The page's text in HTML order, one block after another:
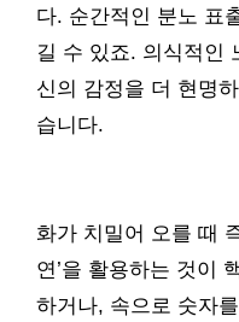
다. 순간적인 분노 표
길 수 있죠. 의식적인
신의 감정을 더 현명
습니다.
화가 치밀어 오를 때
연’을 활용하는 것이
하거나, 속으로 숫자